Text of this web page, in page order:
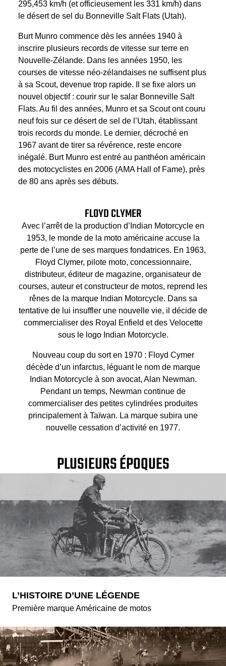
295,453 km/h (et officieusement les 331 km/h) dans
le désert de sel du Bonneville Salt Flats (Utah).
Burt Munro commence dès les années 1940 à
inscrire plusieurs records de vitesse sur terre en
Nouvelle-Zélande. Dans les années 1950, les
courses de vitesse néo-zélandaises ne suffisent plus
à sa Scout, devenue trop rapide. Il se fixe alors un
nouvel objectif : courir sur le salar Bonneville Salt
Flats. Au fil des années, Munro et sa Scout ont couru
neuf fois sur ce désert de sel de l’Utah, établissant
trois records du monde. Le dernier, décroché en
1967 avant de tirer sa révérence, reste encore
inégalé. Burt Munro est entré au panthéon américain
des motocyclistes en 2006 (AMA Hall of Fame), près
de 80 ans après ses débuts.
FLOYD CLYMER
Avec l’arrêt de la production d’Indian Motorcycle en
1953, le monde de la moto américaine accuse la
perte de l’une de ses marques fondatrices. En 1963,
Floyd Clymer, pilote moto, concessionnaire,
distributeur, éditeur de magazine, organisateur de
courses, auteur et constructeur de motos, reprend les
rênes de la marque Indian Motorcycle. Dans sa
tentative de lui insuffler une nouvelle vie, il décide de
commercialiser des Royal Enfield et des Velocette
sous le logo Indian Motorcycle.
Nouveau coup du sort en 1970 : Floyd Cymer
décède d’un infarctus, léguant le nom de marque
Indian Motorcycle à son avocat, Alan Newman.
Pendant un temps, Newman continue de
commercialiser des petites cylindrées produites
principalement à Taïwan. La marque subira une
nouvelle cessation d’activité en 1977.
PLUSIEURS ÉPOQUES
L’HISTOIRE D’UNE LÉGENDE
Première marque Américaine de motos